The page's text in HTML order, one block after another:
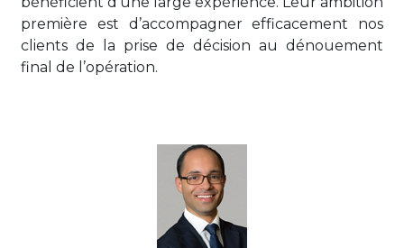
première est d’accompagner efficacement nos
clients de la prise de décision au dénouement
final de l’opération.